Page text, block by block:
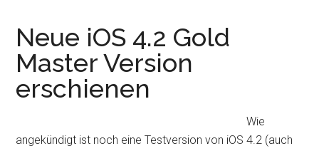
es
lebe
iOS
4.2.1
Neue iOS 4.2 Gold
Master Version
erschienen
Wie
angekündigt ist noch eine Testversion von iOS 4.2 (auch